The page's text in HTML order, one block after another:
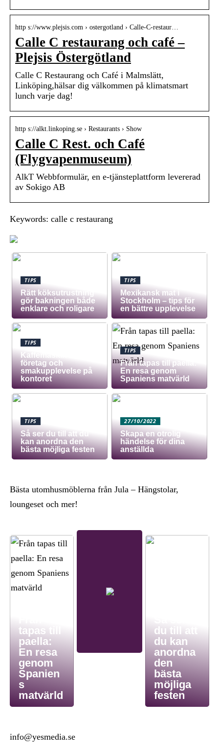
http s://www.plejsis.com › ostergotland › Calle-C-restaur…
Calle C restaurang och café –
Plejsis Östergötland
Calle C Restaurang och Café i Malmslätt,
Linköping,hälsar dig välkommen på klimatsmart
lunch varje dag!
http s://alkt.linkoping.se › Restaurants › Show
Calle C Rest. och Café
(Flygvapenmuseum)
AlkT Webbformulär, en e-tjänsteplattform levererad
av Sokigo AB
Keywords: calle c restaurang
TIPS
Rätt köksutrustning
gör bakningen både
enklare och roligare
TIPS
Mexikansk mat i
Stockholm – tips för
en bättre upplevelse
TIPS
Kaffemaskin för
företag och
smakupplevelse på
kontoret
TIPS
Från tapas till paella:
En resa genom
Spaniens matvärld
TIPS
Så ser du till att du
kan anordna den
bästa möjliga festen
27/10/2022
Skapa en otrolig
händelse för dina
anställda
Bästa utomhusmöblerna från Jula – Hängstolar,
loungeset och mer!
tapas till
paella:
En resa
genom
Spanien
s
matvärld
du till att
du kan
anordna
den
bästa
möjliga
festen
info@yesmedia.se